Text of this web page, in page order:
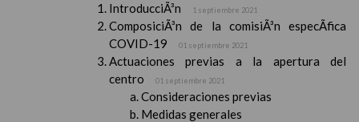
IntroducciÃ³n 1 septiembre 2021
ComposiciÃ³n de la comisiÃ³n especÃ­fica
COVID-19
01 septiembre 2021
Actuaciones previas a la apertura del
centro
01 septiembre 2021
Consideraciones previas
Medidas generales